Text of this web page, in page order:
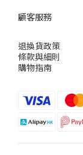
顧客服務
退換貨政策
條款與細則
購物指南